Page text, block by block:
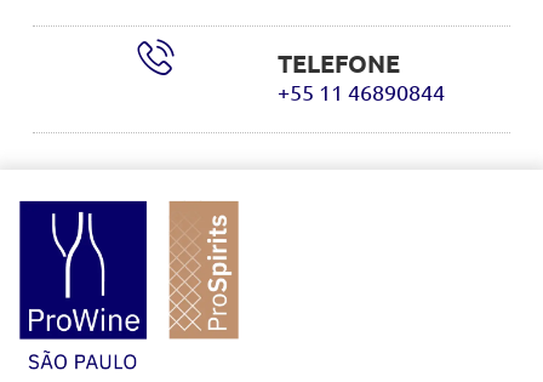
TELEFONE
+55 11 46890844